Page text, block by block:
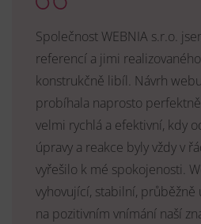
Společnost WEBNIA s.r.o.
referencí a jimi
konstrukčně libíl. Návrh
probíhala naprosto
velmi rychlá a efektivní, kdy
úpravy a reakce byly vždy v
vyřešilo k mé spokojenosti.
vyhovující, stabilní, průběžně
na pozitivním vnímání naší